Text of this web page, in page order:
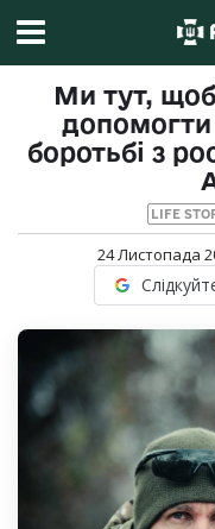
Ми тут,
допомогти
боротьбі з
LIFE
24 Листопада